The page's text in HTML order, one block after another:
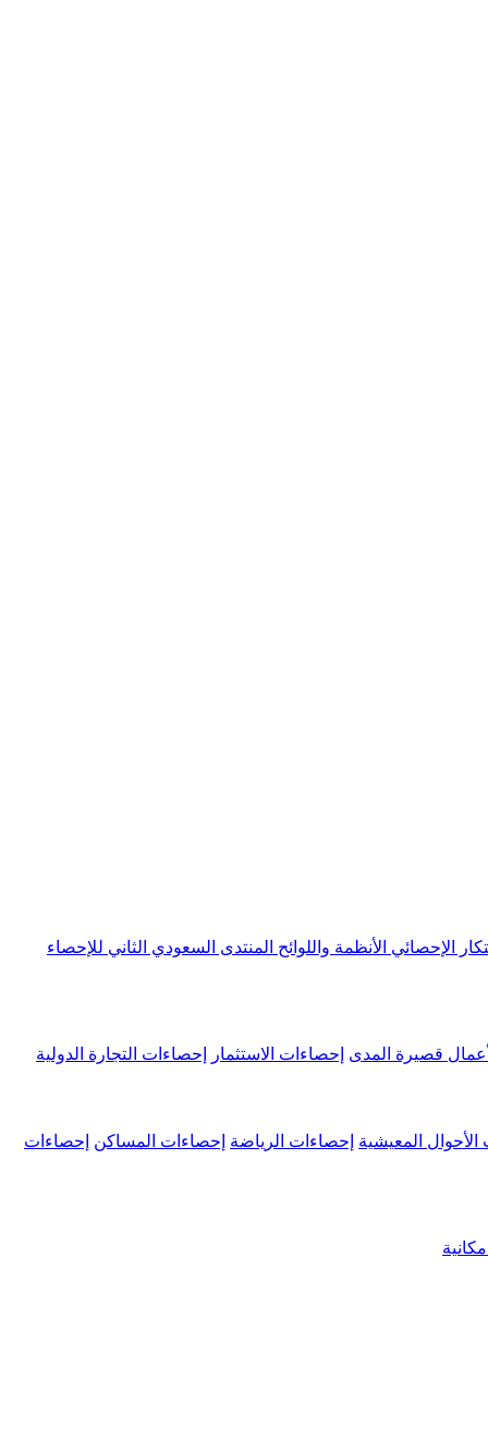
الإحصائي الأنظمة واللوائح المنتدى السعودي الثاني للإحصاء
قصيرة المدى إحصاءات الاستثمار إحصاءات التجارة الدولية
الأحوال المعيشية إحصاءات الرياضة إحصاءات المساكن إحصاءات